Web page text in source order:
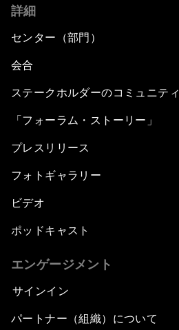
詳細
センター（部門）
会合
ステークホルダーのコミュニティ
「フォーラム・ストーリー」
プレスリリース
フォトギャラリー
ビデオ
ポッドキャスト
エンゲージメント
サインイン
パートナー（組織）について